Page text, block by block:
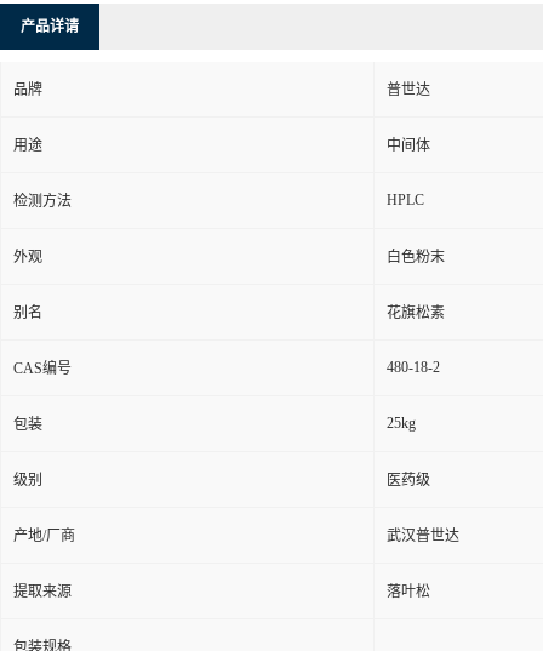
产品详请
品牌 普世达
用途 中间体
检测方法 HPLC
外观 白色粉末
别名 花旗松素
CAS编号 480-18-2
包装 25kg
级别 医药级
产地/厂商 武汉普世达
提取来源 落叶松
包装规格